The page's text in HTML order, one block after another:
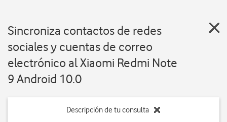
Sincroniza contactos de redes
sociales y cuentas de correo
electrónico al Xiaomi Redmi Note
9 Android 10.0
Descripción de tu consulta